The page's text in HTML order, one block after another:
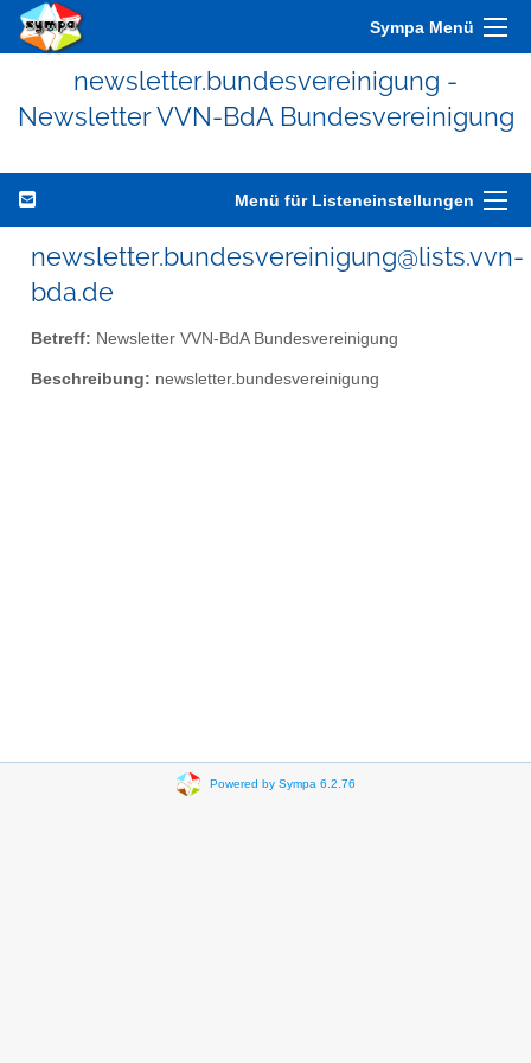
Sympa Menü
newsletter.bundesvereinigung -
Newsletter VVN-BdA Bundesvereinigung
Menü für Listeneinstellungen
newsletter.bundesvereinigung@lists.vvn-
bda.de
Betreff: Newsletter VVN-BdA Bundesvereinigung
Beschreibung: newsletter.bundesvereinigung
Powered by Sympa 6.2.76